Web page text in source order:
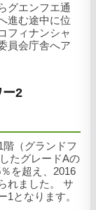
グエンフエ通
進む途中に位
フィナンシャ
員会庁舎へア
ー2
（グランドフ
たグレードAの
を超え、2016
れました。 サ
となります。